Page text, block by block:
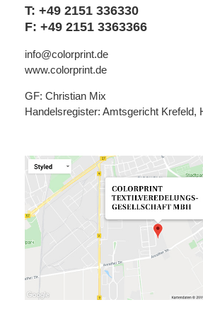
T: +49 2151 336330
F: +49 2151 3363366
info@colorprint.de
www.colorprint.de
GF: Christian Mix
Handelsregister: Amtsgericht Krefeld,